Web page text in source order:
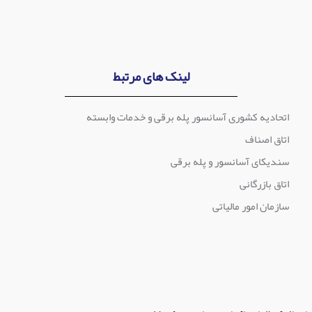
لینک های مرتبط
اتحادیه کشوری آسانسور پله برقی و خدمات وابسته
اتاق اصناف
سندیکای آسانسور و پله برقی
اتاق بازرگانی
سازمان امور مالیاتی